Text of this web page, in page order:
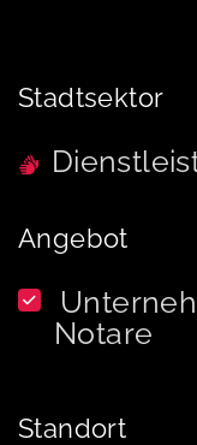
Stadtsektor
Angebot
Notare
Standort